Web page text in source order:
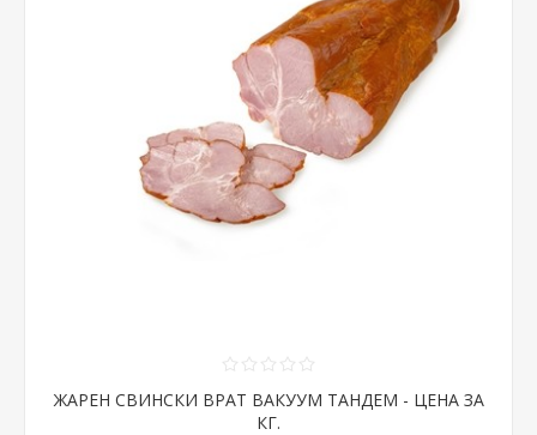
ЖАРЕН СВИНСКИ ВРАТ ВАКУУМ ТАНДЕМ - ЦЕНА ЗА
КГ.